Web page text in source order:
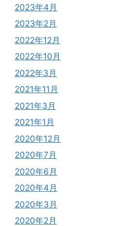
2023年4月
2023年2月
2022年12月
2022年10月
2022年3月
2021年11月
2021年3月
2021年1月
2020年12月
2020年7月
2020年6月
2020年4月
2020年3月
2020年2月